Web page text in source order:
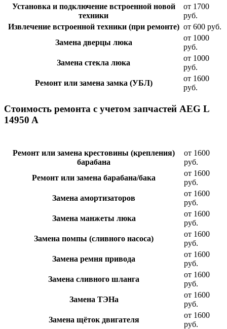
Установка и подключение встроенной новой
техники
от 1700
руб.
Извлечение встроенной техники (при ремонте) от 600 руб.
Замена дверцы люка
от 1000
руб.
Замена стекла люка
от 1000
руб.
Ремонт или замена замка (УБЛ)
от 1600
руб.
Стоимость ремонта с учетом запчастей AEG L
14950 A
Ремонт или замена крестовины (крепления)
барабана
от 1600
руб.
Ремонт или замена барабана/бака
от 1600
руб.
Замена амортизаторов
от 1600
руб.
Замена манжеты люка
от 1600
руб.
Замена помпы (сливного насоса)
от 1600
руб.
Замена ремня привода
от 1600
руб.
Замена сливного шланга
от 1600
руб.
Замена ТЭНа
от 1600
руб.
Замена щёток двигателя
от 1600
руб.